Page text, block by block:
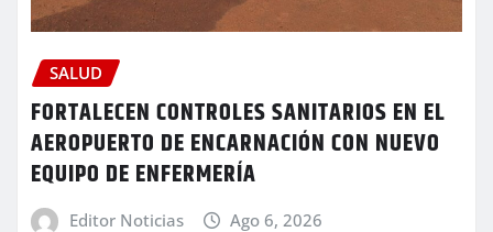
SALUD
FORTALECEN CONTROLES SANITARIOS EN EL
AEROPUERTO DE ENCARNACIÓN CON NUEVO
EQUIPO DE ENFERMERÍA
Editor Noticias Ago 6, 2026